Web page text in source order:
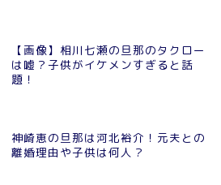
【画像】相川七瀬の旦那のタクロー
は嘘？子供がイケメンすぎると話
題！
神崎恵の旦那は河北裕介！元夫との
離婚理由や子供は何人？